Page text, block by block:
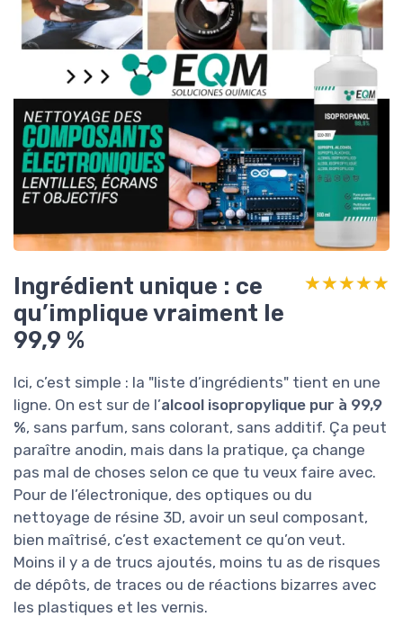
Ingrédient unique : ce
qu’implique vraiment le
99,9 %
★★★★★
★★★★★
Ici, c’est simple : la "liste d’ingrédients" tient en une
ligne. On est sur de l’alcool isopropylique pur à 99,9
%, sans parfum, sans colorant, sans additif. Ça peut
paraître anodin, mais dans la pratique, ça change
pas mal de choses selon ce que tu veux faire avec.
Pour de l’électronique, des optiques ou du
nettoyage de résine 3D, avoir un seul composant,
bien maîtrisé, c’est exactement ce qu’on veut.
Moins il y a de trucs ajoutés, moins tu as de risques
de dépôts, de traces ou de réactions bizarres avec
les plastiques et les vernis.